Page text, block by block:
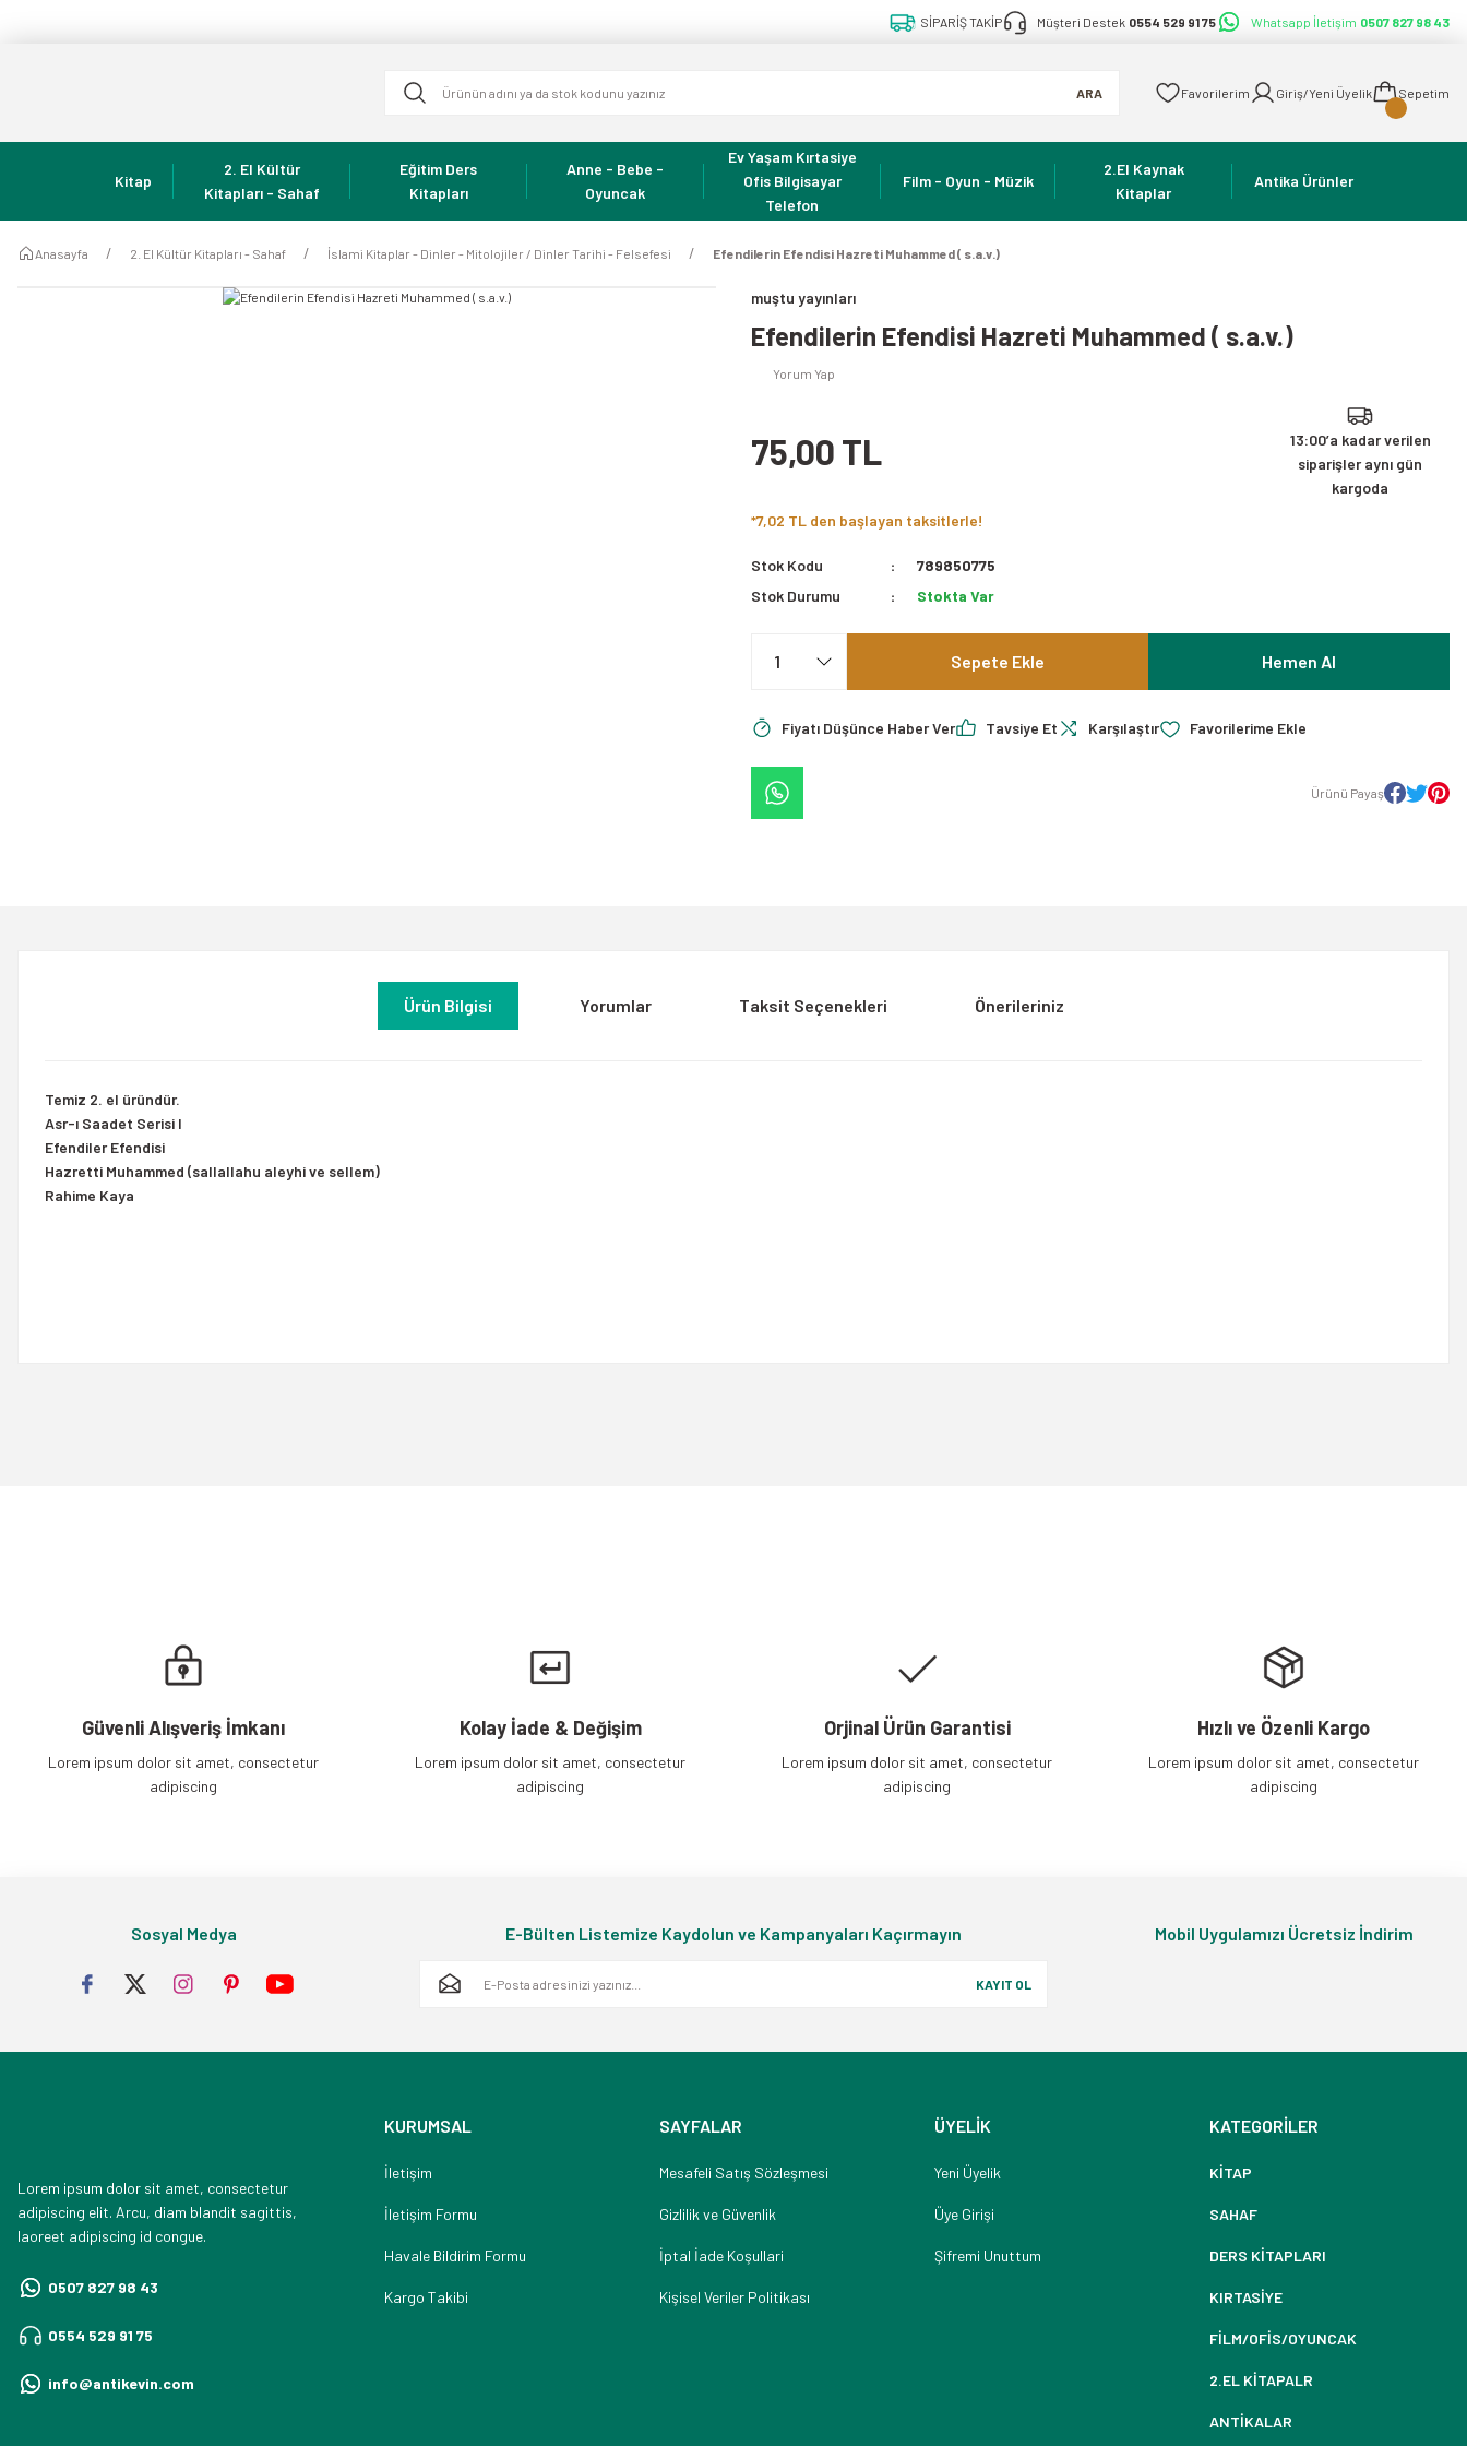
SİPARİŞ TAKİP Müşteri Destek 0554 529 91 75 Whatsapp İletişim 0507 827 98 43
ARA Favorilerim Giriş/Yeni Üyelik Sepetim
Kitap
2. El Kültür
Kitapları - Sahaf
Eğitim Ders
Kitapları
Anne - Bebe -
Oyuncak
Ev Yaşam Kırtasiye
Ofis Bilgisayar
Telefon
Film - Oyun - Müzik
2.El Kaynak
Kitaplar
Antika Ürünler
Anasayfa 2. El Kültür Kitapları - Sahaf İslami Kitaplar - Dinler - Mitolojiler / Dinler Tarihi - Felsefesi Efendilerin Efendisi Hazreti Muhammed ( s.a.v.)
muştu yayınları
Efendilerin Efendisi Hazreti Muhammed ( s.a.v.)
Yorum Yap
75,00 TL
13:00’a kadar verilen
siparişler aynı gün
kargoda
*7,02 TL den başlayan taksitlerle!
Stok Kodu
789850775
Stok Durumu
Stokta Var
Sepete Ekle Hemen Al
Fiyatı Düşünce Haber Ver Tavsiye Et Karşılaştır
Ürünü Payaş
Ürün Bilgisi Yorumlar Taksit Seçenekleri Önerileriniz
Temiz 2. el üründür.
Asr-ı Saadet Serisi I
Efendiler Efendisi
Hazretti Muhammed (sallallahu aleyhi ve sellem)
Rahime Kaya
Güvenli Alışveriş İmkanı
Lorem ipsum dolor sit amet, consectetur
adipiscing
Kolay İade & Değişim
Lorem ipsum dolor sit amet, consectetur
adipiscing
Orjinal Ürün Garantisi
Lorem ipsum dolor sit amet, consectetur
adipiscing
Hızlı ve Özenli Kargo
Lorem ipsum dolor sit amet, consectetur
adipiscing
Sosyal Medya E-Bülten Listemize Kaydolun ve Kampanyaları Kaçırmayın
KAYIT OL
Mobil Uygulamızı Ücretsiz İndirim
Lorem ipsum dolor sit amet, consectetur
adipiscing elit. Arcu, diam blandit sagittis,
laoreet adipiscing id congue.
0507 827 98 43
0554 529 91 75
info@antikevin.com
KURUMSAL
İletişim
İletişim Formu
Havale Bildirim Formu
Kargo Takibi
SAYFALAR
Mesafeli Satış Sözleşmesi
Gizlilik ve Güvenlik
İptal İade Koşullari
Kişisel Veriler Politikası
ÜYELİK
Yeni Üyelik
Üye Girişi
Şifremi Unuttum
KATEGORİLER
KİTAP
SAHAF
DERS KİTAPLARI
KIRTASİYE
FİLM/OFİS/OYUNCAK
2.EL KİTAPALR
ANTİKALAR